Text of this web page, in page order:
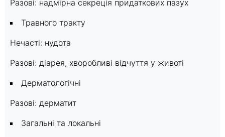
Разові: надмірна секреція придаткових пазух
Травного тракту
Нечасті: нудота
Разові: діарея, хворобливі відчуття у животі
Дерматологічні
Разові: дерматит
Загальні та локальні